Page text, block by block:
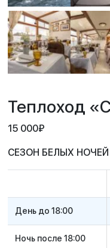
Теплоход
15 000₽
СЕЗОН БЕЛЫХ НОЧЕЙ
День до 18:00
Ночь после 18:00